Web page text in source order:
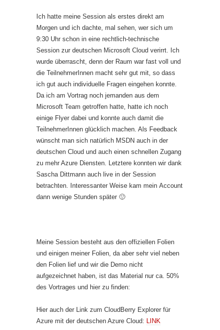
Ich hatte meine Session als erstes direkt am
Morgen und ich dachte, mal sehen, wer sich um
9:30 Uhr schon in eine rechtlich-technische
Session zur deutschen Microsoft Cloud verirrt. Ich
wurde überrascht, denn der Raum war fast voll und
die TeilnehmerInnen macht sehr gut mit, so dass
ich gut auch individuelle Fragen eingehen konnte.
Da ich am Vortrag noch jemanden aus dem
Microsoft Team getroffen hatte, hatte ich noch
einige Flyer dabei und konnte auch damit die
TeilnehmerInnen glücklich machen. Als Feedback
wünscht man sich natürlich MSDN auch in der
deutschen Cloud und auch einen schnellen Zugang
zu mehr Azure Diensten. Letztere konnten wir dank
Sascha Dittmann auch live in der Session
betrachten. Interessanter Weise kam mein Account
dann wenige Stunden später 🙂
Meine Session besteht aus den offiziellen Folien
und einigen meiner Folien, da aber sehr viel neben
den Folien lief und wir die Demo nicht
aufgezeichnet haben, ist das Material nur ca. 50%
des Vortrages und hier zu finden:
Hier auch der Link zum CloudBerry Explorer für
Azure mit der deutschen Azure Cloud: LINK